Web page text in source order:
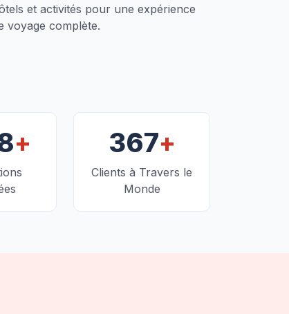
et activités pour une expérience
voyage complète.
+ 367+
Clients à Travers le
Monde